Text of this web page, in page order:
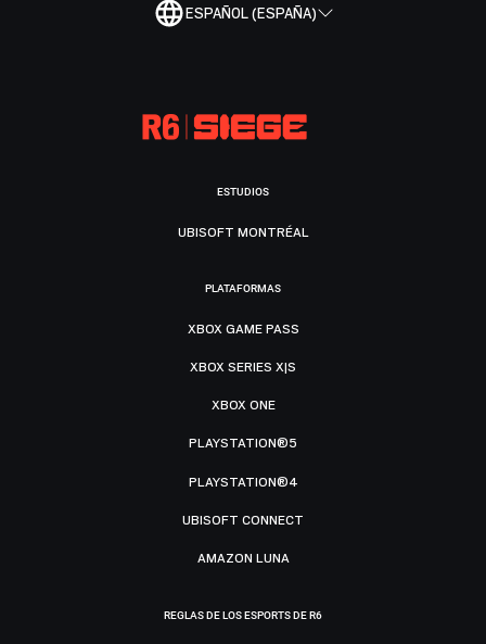
ESPAÑOL (ESPAÑA)
ESTUDIOS
UBISOFT MONTRÉAL
PLATAFORMAS
XBOX GAME PASS
XBOX SERIES X|S
XBOX ONE
PLAYSTATION®5
PLAYSTATION®4
UBISOFT CONNECT
AMAZON LUNA
REGLAS DE LOS ESPORTS DE R6